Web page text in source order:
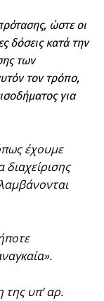
ώστε οι
δόσεις κατά την
των
τον τρόπο,
για
έχουμε
υπ’ αρ.